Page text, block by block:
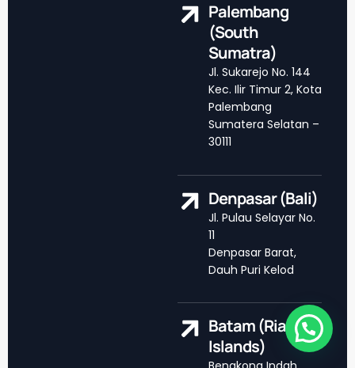
Palembang
(South
Sumatra)
Jl. Sukarejo No. 144
Kec. Ilir Timur 2, Kota
Palembang
Sumatera Selatan –
30111
Denpasar (Bali)
Jl. Pulau Selayar No.
11
Denpasar Barat,
Dauh Puri Kelod
Batam (Riau
Islands)